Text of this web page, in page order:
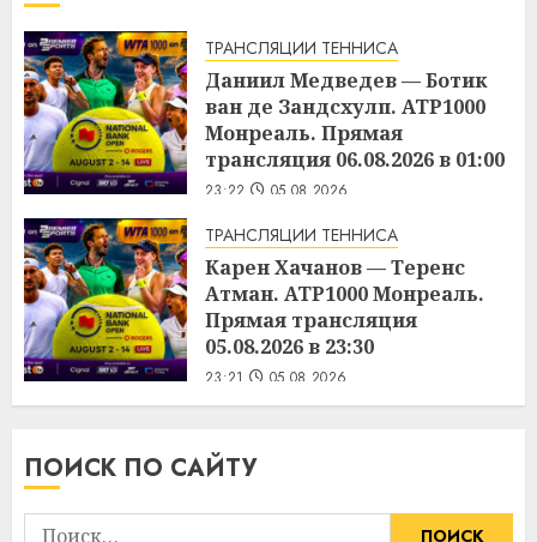
ТРАНСЛЯЦИИ ТЕННИСА
Даниил Медведев — Ботик
ван де Зандсхулп. ATP1000
Монреаль. Прямая
трансляция 06.08.2026 в 01:00
23:22 05.08.2026
ТРАНСЛЯЦИИ ТЕННИСА
Карен Хачанов — Теренс
Атман. ATP1000 Монреаль.
Прямая трансляция
05.08.2026 в 23:30
23:21 05.08.2026
ПОИСК ПО САЙТУ
Найти: